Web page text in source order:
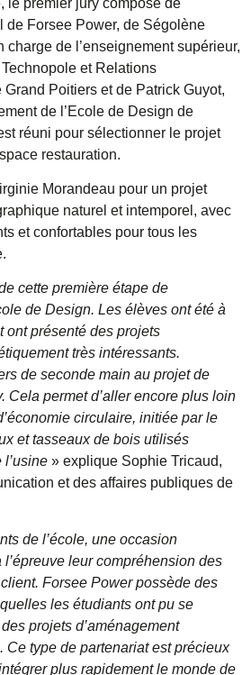
de Forsee Power, de Ségolène
charge de l’enseignement supérieur,
et Relations
Poitiers et de Patrick Guyot,
de l’Ecole de Design de
réuni pour sélectionner le projet
restauration.
Morandeau pour un projet
naturel et intemporel, avec
et confortables pour tous les
cette première étape de
de Design. Les élèves ont été à
ont présenté des projets
très intéressants.
de seconde main au projet de
Cela permet d’aller encore plus loin
circulaire, initiée par le
et tasseaux de bois utilisés
» explique Sophie Tricaud,
et des affaires publiques de
de l’école, une occasion
leur compréhension des
Forsee Power possède des
les étudiants ont pu se
projets d’aménagement
Ce type de partenariat est précieux
plus rapidement le monde de